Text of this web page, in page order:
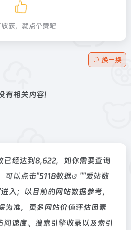
收获，就点个赞吧
换一换
有相关内容!
已经达到8,622，如你需要查询
可以点击"5118数据 ""爱站数
入；以目前的网站数据参考，
为准，更多网站价值评估因素
速度、搜索引擎收录以及索引